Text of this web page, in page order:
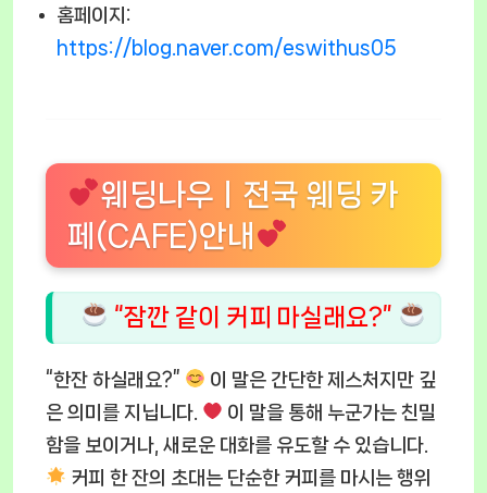
홈페이지:
https://blog.naver.com/eswithus05
웨딩나우ㅣ전국 웨딩 카
페(CAFE)안내
“잠깐 같이 커피 마실래요?”
“한잔 하실래요?”
이 말은 간단한 제스처지만 깊
은 의미를 지닙니다.
이 말을 통해 누군가는 친밀
함을 보이거나, 새로운 대화를 유도할 수 있습니다.
커피 한 잔의 초대는 단순한 커피를 마시는 행위